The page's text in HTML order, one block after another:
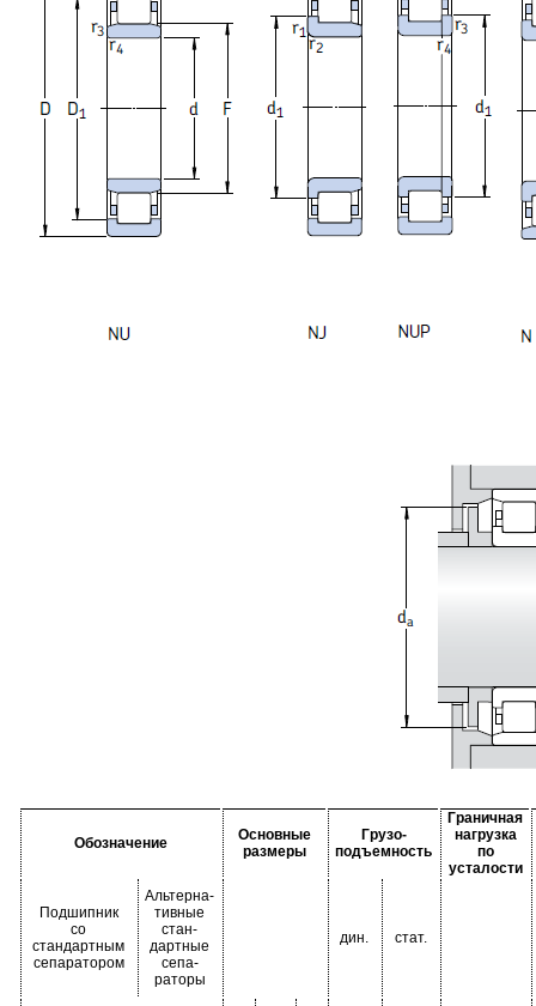
Обозначение
Основные
размеры
Грузо-
подъемность
Граничная
нагрузка
по
усталости
Подшипник
со
стандартным
сепаратором
Альтерна-
тивные
стан-
дартные
сепа-
раторы
дин. стат.